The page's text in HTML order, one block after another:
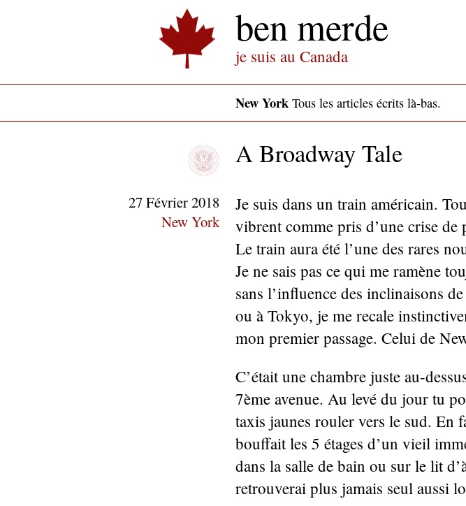
ben merde
je suis au Canada
New York Tous les articles écrits là-bas.
A Broadway Tale
27 Février 2018
New York
Je suis dans un train américain.
vibrent comme pris d’une crise de
Le train aura été l’une des rares
Je ne sais pas ce qui me ramène
sans l’influence des inclinaisons
ou à Tokyo, je me recale
mon premier passage. Celui de
C’était une chambre juste au-
7ème avenue. Au levé du jour tu
taxis jaunes rouler vers le sud. En
bouffait les 5 étages d’un vieil
dans la salle de bain ou sur le lit
retrouverai plus jamais seul aussi